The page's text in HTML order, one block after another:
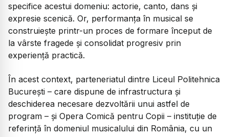
specifice acestui domeniu: actorie, canto, dans și
expresie scenică. Or, performanța în musical se
construiește printr-un proces de formare început de
la vârste fragede și consolidat progresiv prin
experiență practică.
În acest context, parteneriatul dintre Liceul Politehnica
București – care dispune de infrastructura și
deschiderea necesare dezvoltării unui astfel de
program – și Opera Comică pentru Copii – instituție de
referință în domeniul musicalului din România, cu un